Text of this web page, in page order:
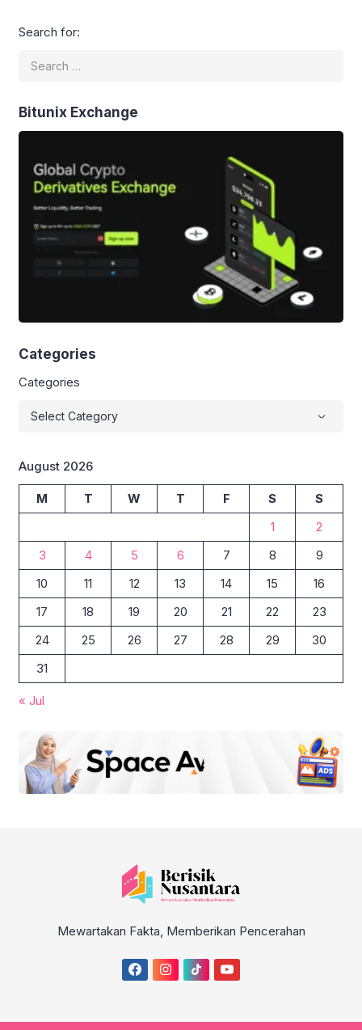
Search for:
Bitunix Exchange
Categories
Categories
August 2026
M T W T F S
S
1
2
3
4 5 6 7 8
9
10
11 12 13 14 15
16
17
18 19 20 21 22
23
24
25 26 27 28 29
30
31
« Jul
Mewartakan Fakta, Memberikan Pencerahan